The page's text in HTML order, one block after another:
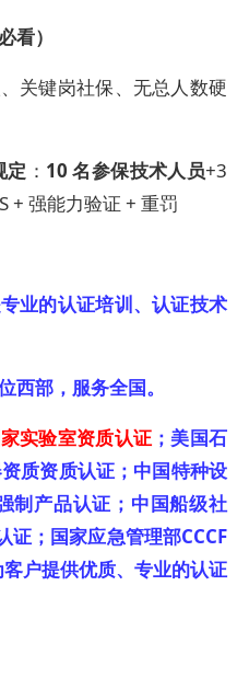
看）
关键岗社保、无总人数硬
定 ： 10 名参保技术人员+3
+ 强能力验证 + 重罚
业的认证培训、认证技术
西部，服务全国。
实验室资质认证 ；美国石
质资质认证；中国特种设
制产品认证；中国船级社
证；国家应急管理部CCCF
户提供优质、专业的认证